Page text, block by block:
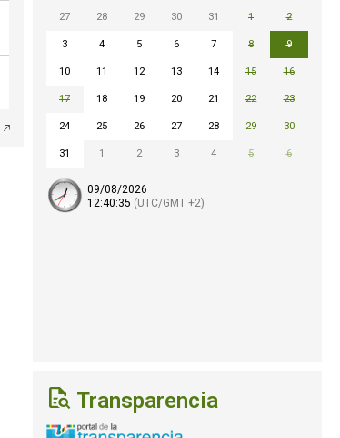
27 28 29 30 31 1 2
3 4 5 6 7 8 9
10 11 12 13 14 15 16
17 18 19 20 21 22 23
24 25 26 27 28 29 30
31 1 2 3 4 5 6
09/08/2026
12:40:36 (UTC/GMT +2)
Transparencia